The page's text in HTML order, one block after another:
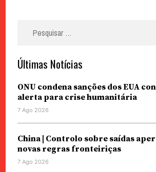
Últimas Notícias
ONU condena sanções dos EUA
alerta para crise humanitária
7 Ago 2026
China | Controlo sobre saídas
novas regras fronteiriças
7 Ago 2026